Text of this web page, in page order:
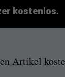
kostenlos.
Artikel